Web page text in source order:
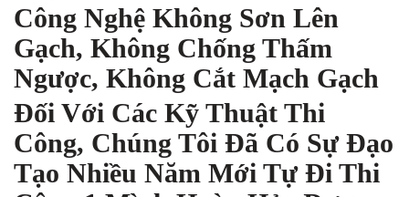
Công Nghệ Không Sơn Lên
Gạch, Không Chống Thấm
Ngược, Không Cắt Mạch Gạch
Đối Với Các Kỹ Thuật Thi
Công, Chúng Tôi Đã Có Sự Đạo
Tạo Nhiều Năm Mới Tự Đi Thi